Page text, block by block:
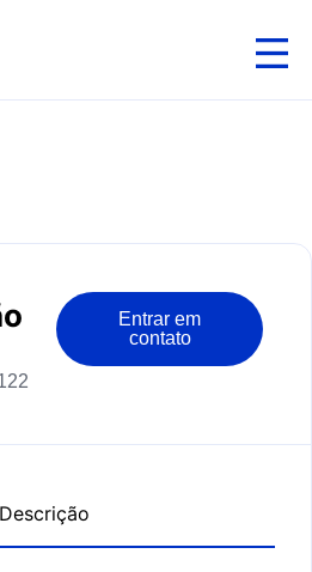
Entrar em
contato
Descrição